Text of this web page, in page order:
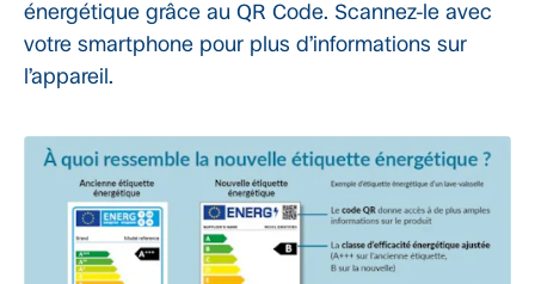
énergétique grâce au QR Code. Scannez-le avec
votre smartphone pour plus d’informations sur
l’appareil.